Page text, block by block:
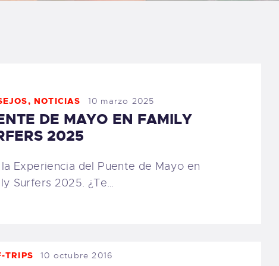
CARRITO
FAMILY
, NOTICIAS 10 marzo 2025
DE MAYO EN FAMILY
2025
Experiencia del Puente de Mayo en
Surfers 2025. ¿Te…
TRIPS 10 octubre 2016